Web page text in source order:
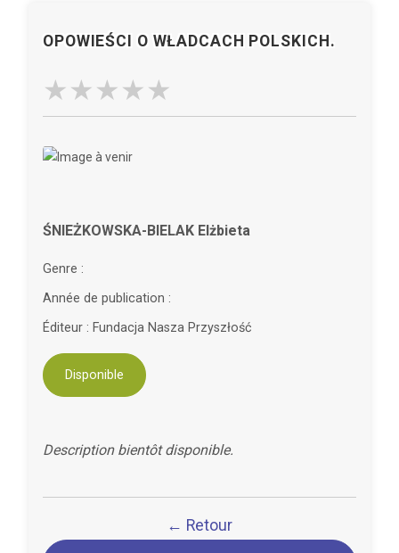
OPOWIEŚCI O WŁADCACH POLSKICH.
ŚNIEŻKOWSKA-BIELAK Elżbieta
Genre :
Année de publication :
Éditeur : Fundacja Nasza Przyszłość
Disponible
Description bientôt disponible.
← Retour